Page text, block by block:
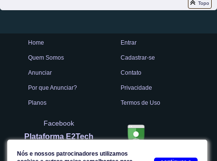
Nós e nossos patrocinadores utilizamos
Topo
Home
Quem Somos
Anunciar
Por que Anunciar?
Planos
Facebook
Plataforma E2Tech
Entrar
Cadastrar-se
Contato
Privacidade
Termos de Uso